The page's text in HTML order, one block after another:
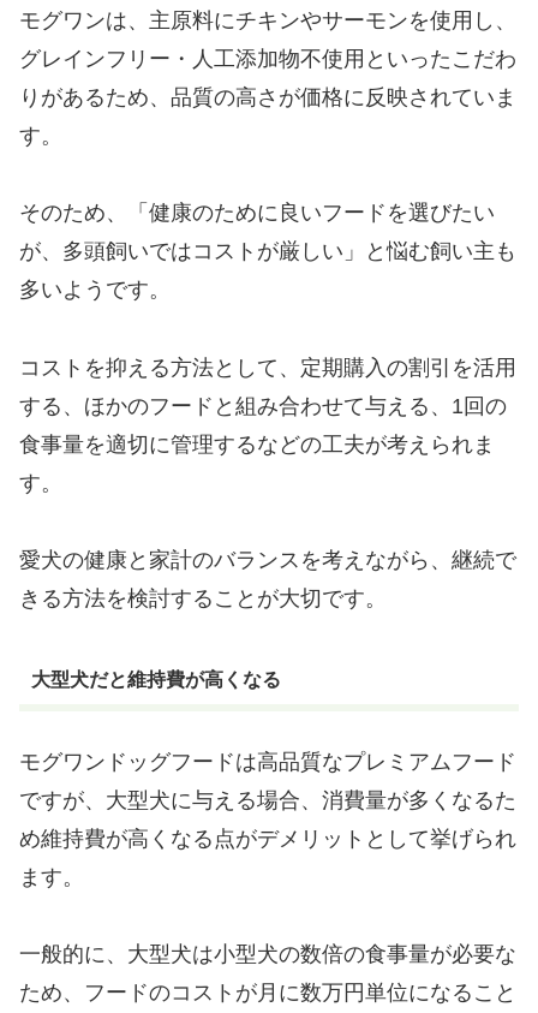
モグワンは、主原料にチキンやサーモンを使用し、
グレインフリー・人工添加物不使用といったこだわ
りがあるため、品質の高さが価格に反映されていま
す。
そのため、「健康のために良いフードを選びたい
が、多頭飼いではコストが厳しい」と悩む飼い主も
多いようです。
コストを抑える方法として、定期購入の割引を活用
する、ほかのフードと組み合わせて与える、1回の
食事量を適切に管理するなどの工夫が考えられま
す。
愛犬の健康と家計のバランスを考えながら、継続で
きる方法を検討することが大切です。
大型犬だと維持費が高くなる
モグワンドッグフードは高品質なプレミアムフード
ですが、大型犬に与える場合、消費量が多くなるた
め維持費が高くなる点がデメリットとして挙げられ
ます。
一般的に、大型犬は小型犬の数倍の食事量が必要な
ため、フードのコストが月に数万円単位になること